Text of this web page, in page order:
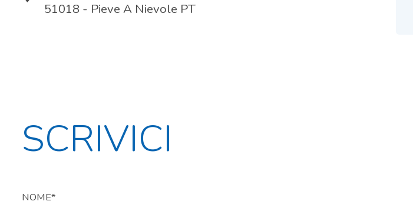
51018 - Pieve A Nievole PT
SCRIVICI
NOME*